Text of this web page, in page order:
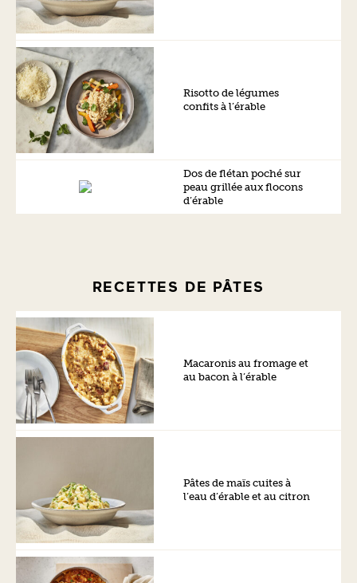
Risotto de légumes
confits à l’érable
Dos de flétan poché sur
peau grillée aux flocons
d’érable
RECETTES DE PÂTES
Macaronis au fromage et
au bacon à l’érable
Pâtes de maïs cuites à
l’eau d’érable et au citron